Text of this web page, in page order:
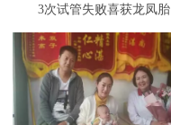
3次试管失败喜获龙凤胎